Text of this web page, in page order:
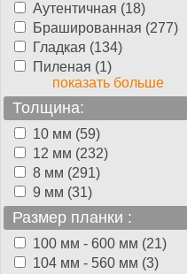
Аутентичная (18)
Брашированная (277)
Гладкая (134)
Пиленая (1)
показать больше
Толщина:
10 мм (59)
12 мм (232)
8 мм (291)
9 мм (31)
Размер планки :
100 мм - 600 мм (21)
104 мм - 560 мм (3)